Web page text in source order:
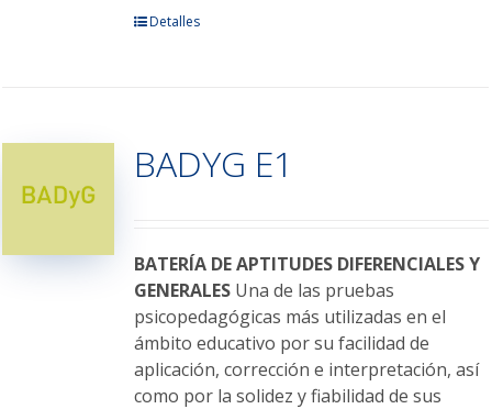
Este
Las
opciones
elegir
en
la
página
de
producto
Detalles
BADYG E1
BATERÍA DE APTITUDES DIFERENCIALES Y
GENERALESUna de las pruebas
psicopedagógicas más utilizadas en el
ámbito educativo por su facilidad de
aplicación, corrección e interpretación, así
como por la solidez y fiabilidad de sus